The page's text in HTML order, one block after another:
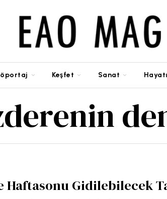
Keşfet Sanat
Haftasonu Gidilebilecek